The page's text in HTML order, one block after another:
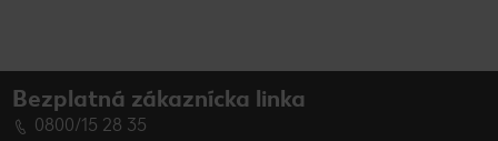
Bezplatná zákaznícka linka
0800/15 28 35